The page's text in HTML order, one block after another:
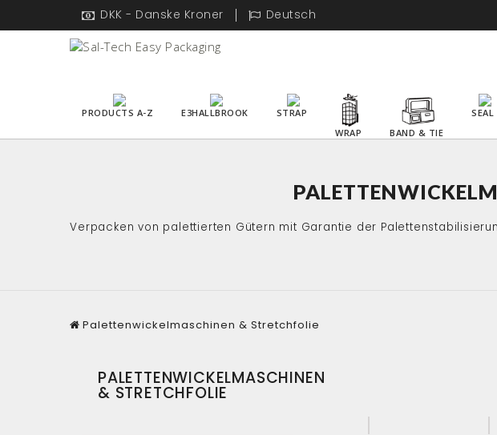
DKK - Danske Kroner Deutsch
PRODUCTS A-Z E3HALLBROOK
STRAP
WRAP
BAND & TIE
SEAL
Verpacken von palettierten Gütern mit Garantie der
Palettenwickelmaschinen & Stretchfolie
PALETTENWICKELMASCHINEN
& STRETCHFOLIE